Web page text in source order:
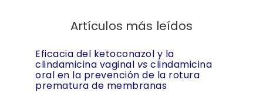
Artículos más leídos
Eficacia del ketoconazol y la
clindamicina vaginal vs clindamicina
oral en la prevención de la rotura
prematura de membranas